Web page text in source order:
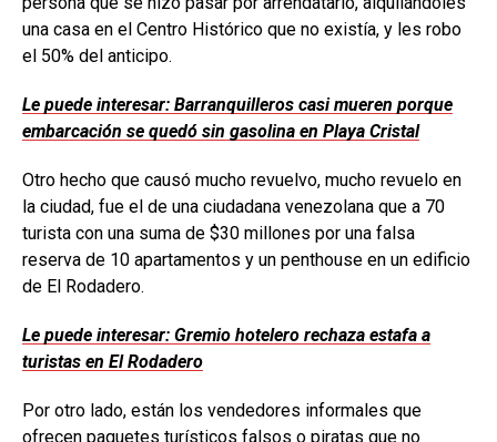
una casa en el Centro Histórico que no existía, y les robo
el 50% del anticipo.
Le puede interesar: Barranquilleros casi mueren porque
embarcación se quedó sin gasolina en Playa Cristal
Otro hecho que causó mucho revuelvo, mucho revuelo en
la ciudad, fue el de una ciudadana venezolana que a 70
turista con una suma de $30 millones por una falsa
reserva de 10 apartamentos y un penthouse en un edificio
de El Rodadero.
Le puede interesar: Gremio hotelero rechaza estafa a
turistas en El Rodadero
Por otro lado, están los vendedores informales que
ofrecen paquetes turísticos falsos o piratas que no